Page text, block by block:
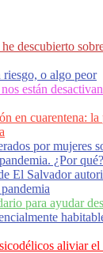
descubierto
o algo peor
están
en cuarentena:
por mujeres
¿Por qué?
El Salvador
para ayudar
aliviar